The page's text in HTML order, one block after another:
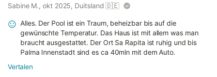
Sabine M., okt 2025, Duitsland 🇩🇪
Alles. Der Pool ist ein Traum, beheizbar bis auf die
gewünschte Temperatur. Das Haus ist mit allem was man
braucht ausgestattet. Der Ort Sa Rapita ist ruhig und bis
Palma Innenstadt sind es ca 40mln mit dem Auto.
Vertalen